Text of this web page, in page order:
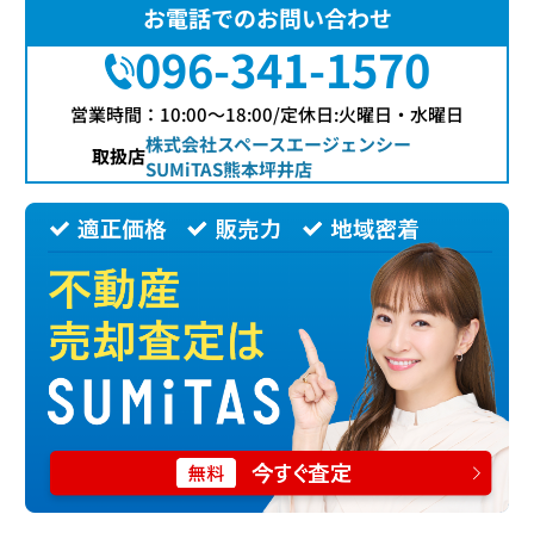
お電話でのお問い合わせ
096-341-1570
営業時間：10:00〜18:00/定休日:火曜日・水曜日
取扱店株式会社スペースエージェンシー
SUMiTAS熊本坪井店